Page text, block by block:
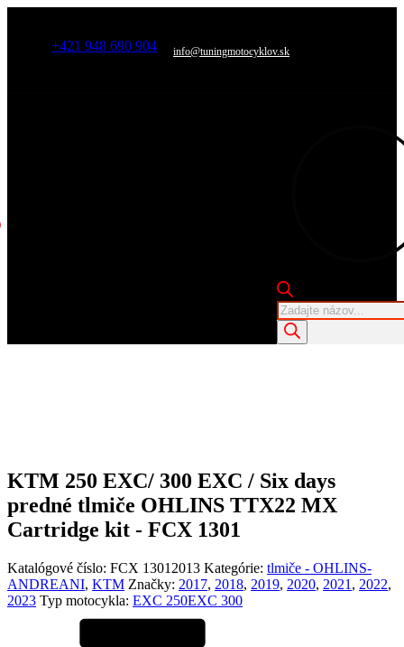
+421 948 690 904 info@tuningmotocyklov.sk
Products
search
KTM 250 EXC/ 300 EXC / Six days
predné tlmiče OHLINS TTX22 MX
Cartridge kit - FCX 1301
Katalógové číslo: FCX 13012013 Kategórie: tlmiče - OHLINS-
ANDREANI, KTM Značky: 2017, 2018, 2019, 2020, 2021 , 2022,
2023 Typ motocykla: EXC 250EXC 300